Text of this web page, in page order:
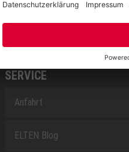
SERVICE
Anfahrt
ELTEN Blog